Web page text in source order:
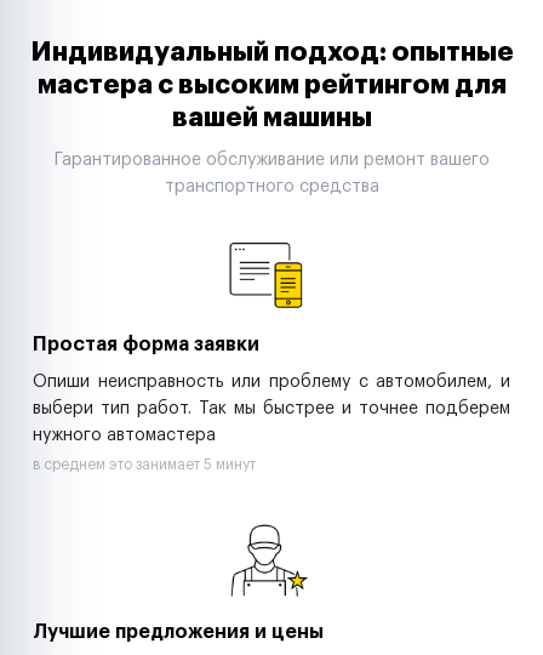
Таксопарки
Автодилеры
Строительные компании
Аренда спецтехники
Индивидуальный подход: опытные
мастера с высоким рейтингом для
вашей машины
Гарантированное обслуживание или ремонт вашего
транспортного средства
Простая форма заявки
Опиши неисправность или проблему с автомобилем, и
выбери тип работ. Так мы быстрее и точнее подберем
нужного автомастера
в среднем это занимает 5 минут
Лучшие предложения и цены